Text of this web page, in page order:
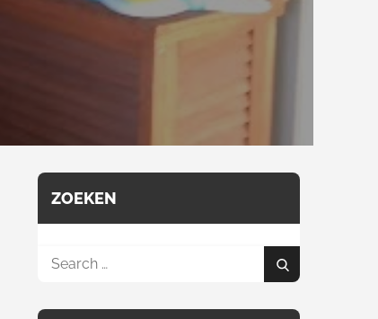
ZOEKEN
Search
Search